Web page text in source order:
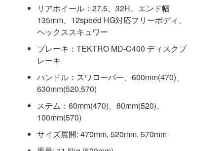
リアホイール：27.5、32H、エンド幅
135mm、12speed HG対応フリーボディ、
ヘックススキュワー
ブレーキ：TEKTRO MD-C400 ディスクブ
レーキ
ハンドル：スワローバー、600mm(470)、
630mm(520,570)
ステム：60mm(470)、80mm(520)、
100mm(570)
サイズ展開: 470mm, 520mm, 570mm